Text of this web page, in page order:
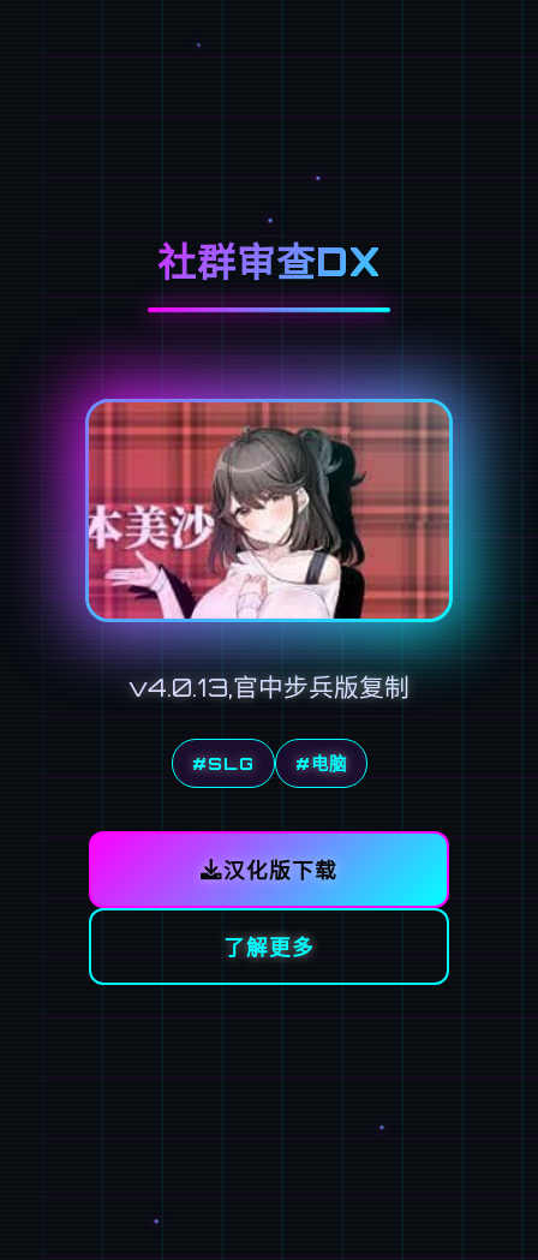
社群审查DX
v4.0.13,官中步兵版复制
#SLG #电脑
汉化版下载
了解更多